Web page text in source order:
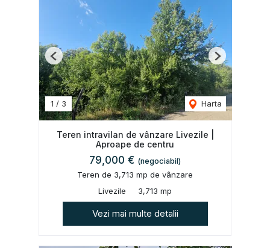
1 / 3 Harta
Previous Next
Teren intravilan de vânzare Livezile |
Aproape de centru
79,000 € (negociabil)
Teren de 3,713 mp de vânzare
Livezile
3,713 mp
Vezi mai multe detalii